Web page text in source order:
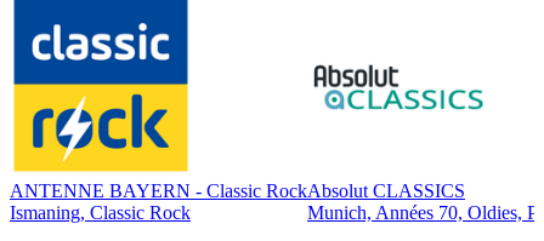
ANTENNE BAYERN - Classic Rock
Ismaning, Classic Rock
Absolut CLASSICS
Munich, Années 70, Oldies,